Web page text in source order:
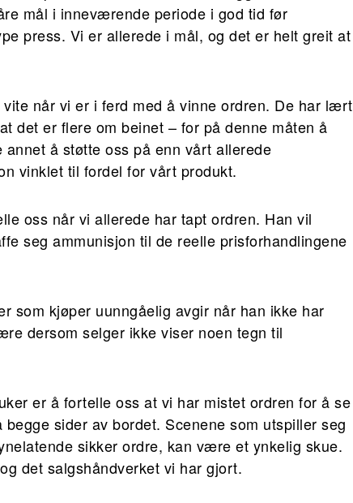
mål i inneværende periode i god tid før
press. Vi er allerede i mål, og det er helt greit at
når vi er i ferd med å vinne ordren. De har lært
det er flere om beinet – for på denne måten å
å støtte oss på enn vårt allerede
vinklet til fordel for vårt produkt.
oss når vi allerede har tapt ordren. Han vil
seg ammunisjon til de reelle prisforhandlingene
som kjøper uunngåelig avgir når han ikke har
dersom selger ikke viser noen tegn til
er å fortelle oss at vi har mistet ordren for å se
sider av bordet. Scenene som utspiller seg
sikker ordre, kan være et ynkelig skue.
det salgshåndverket vi har gjort.